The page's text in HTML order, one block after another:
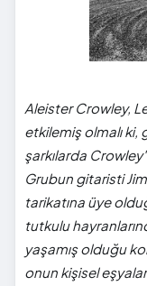
Aleister Crowley,
etkilemiş olmalı
şarkılarda
Grubun gitaristi
tarikatına üye
tutkulu
yaşamış olduğu
onun kişisel